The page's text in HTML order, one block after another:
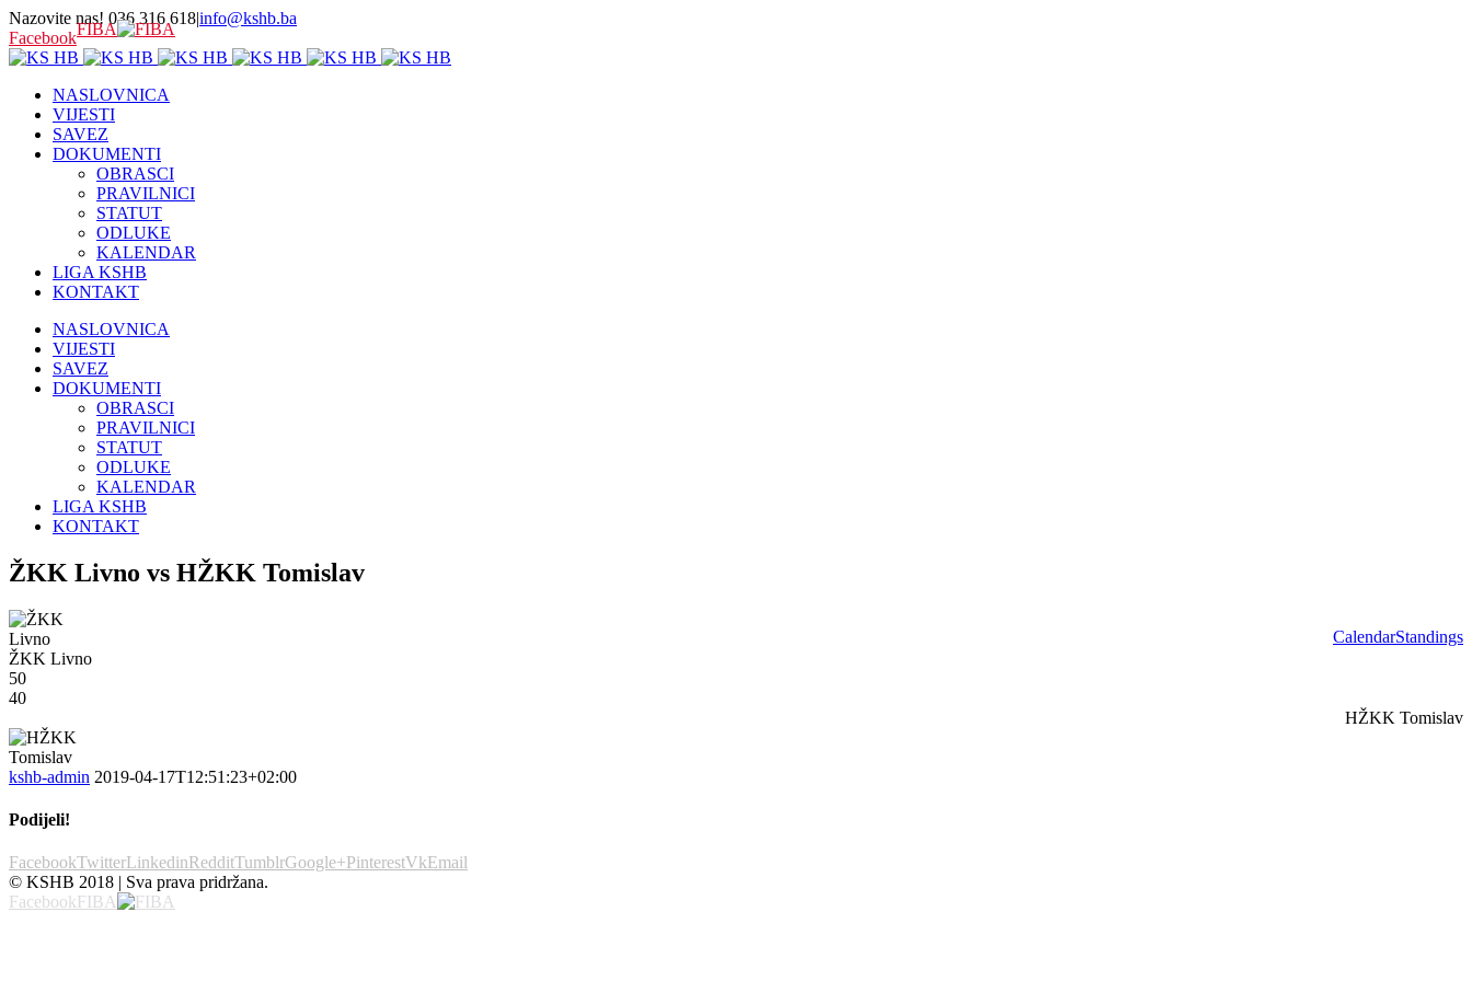
Nazovite nas! 036 316 618|info@kshb.ba
FacebookFIBA
NASLOVNICA
VIJESTI
SAVEZ
DOKUMENTI
OBRASCI
PRAVILNICI
STATUT
ODLUKE
KALENDAR
LIGA KSHB
KONTAKT
NASLOVNICA
VIJESTI
SAVEZ
DOKUMENTI
OBRASCI
PRAVILNICI
STATUT
ODLUKE
KALENDAR
LIGA KSHB
KONTAKT
ŽKK Livno vs HŽKK Tomislav
CalendarStandings
ŽKK Livno
50
40
HŽKK Tomislav
kshb-admin 2019-04-17T12:51:23+02:00
Podijeli!
FacebookTwitterLinkedinRedditTumblrGoogle+PinterestVkEmail
© KSHB 2018 | Sva prava pridržana.
FacebookFIBA